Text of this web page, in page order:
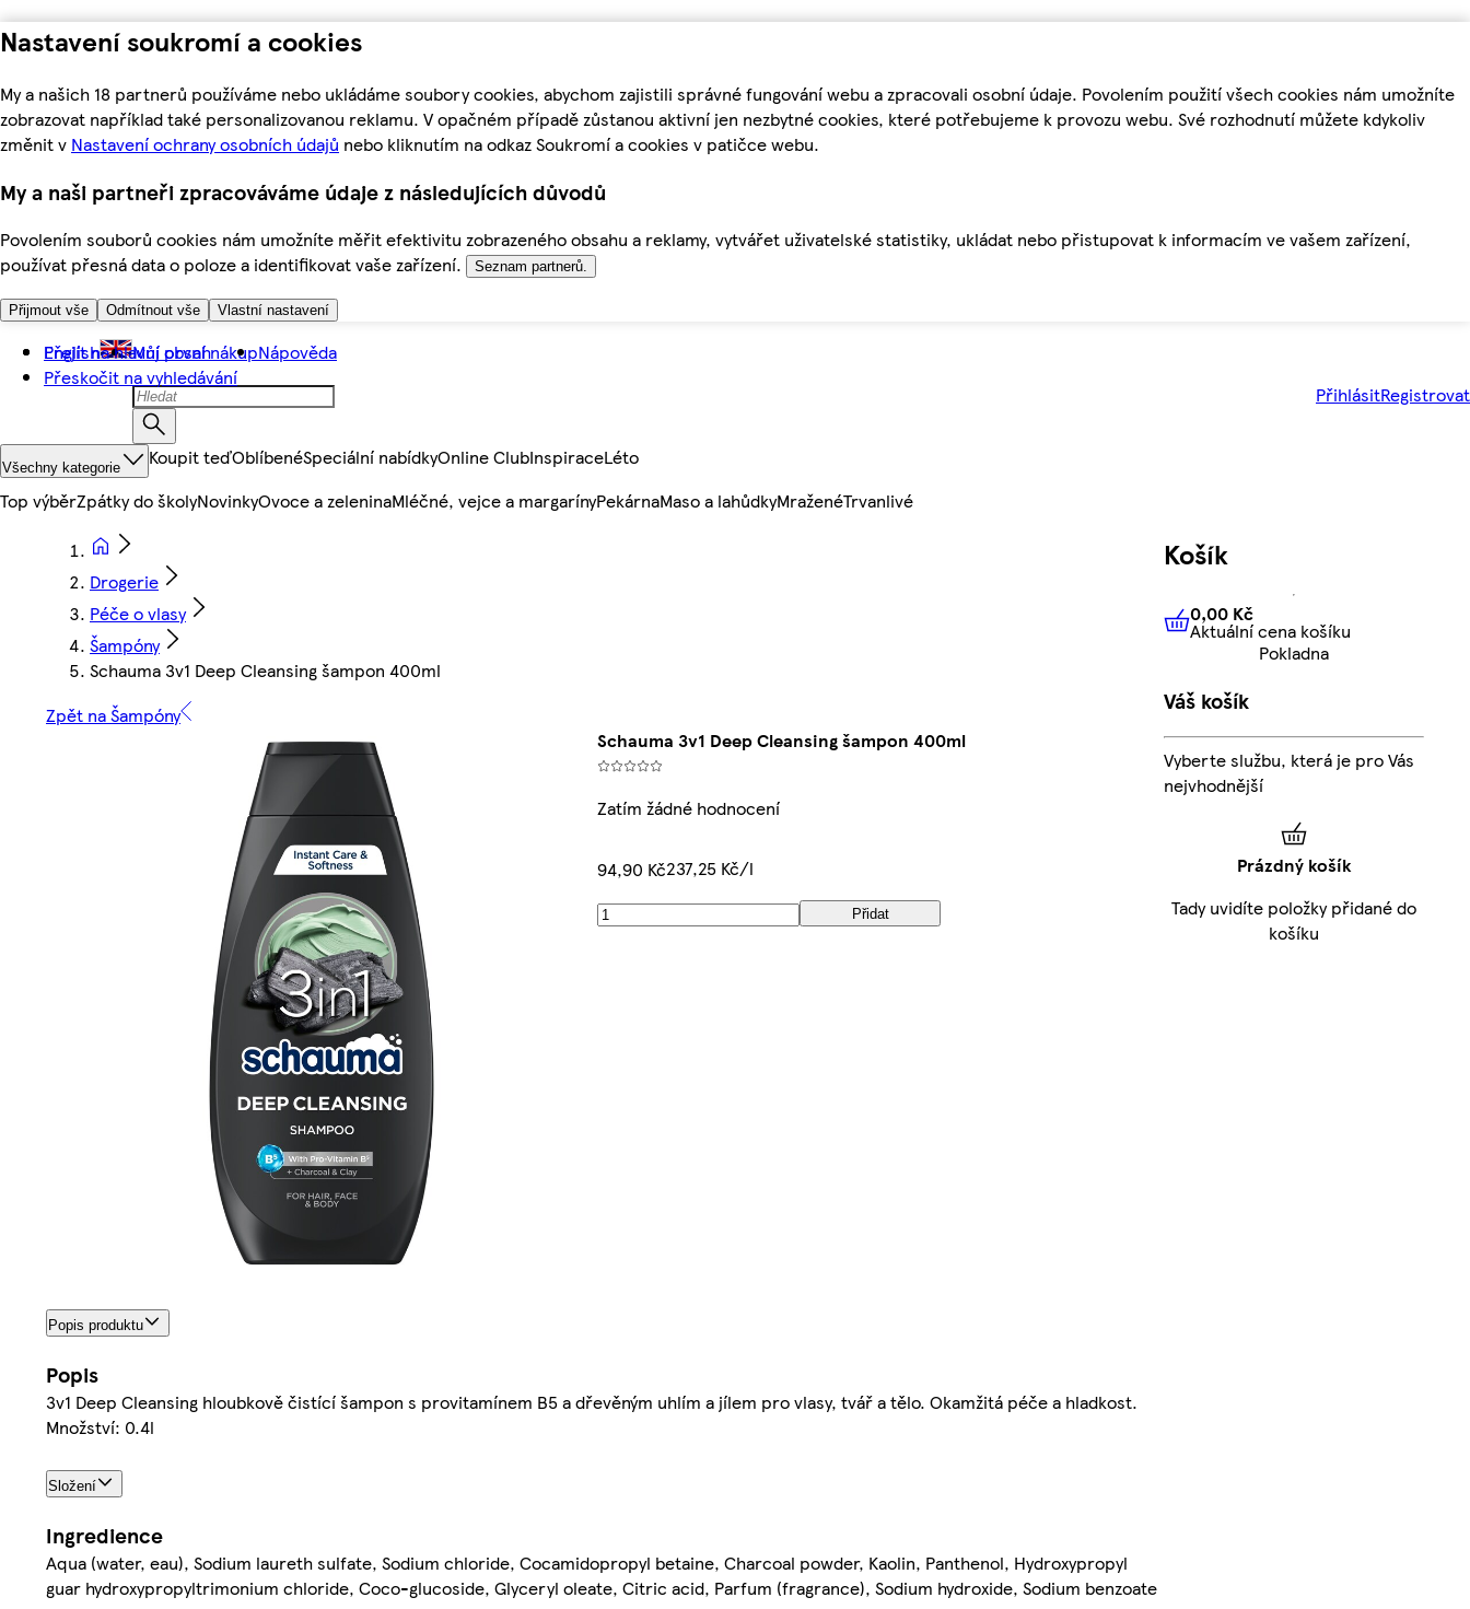
Nastavení soukromí a cookies
My a našich 18 partnerů používáme nebo ukládáme soubory cookies, abychom zajistili správné fungování webu a zpracovali osobní údaje. Povolením použití všech cookies nám umožníte
zobrazovat například také personalizovanou reklamu. V opačném případě zůstanou aktivní jen nezbytné cookies, které potřebujeme k provozu webu. Své rozhodnutí můžete kdykoliv
změnit v Nastavení ochrany osobních údajů nebo kliknutím na odkaz Soukromí a cookies v patičce webu.
My a naši partneři zpracováváme údaje z následujících důvodů
Povolením souborů cookies nám umožníte měřit efektivitu zobrazeného obsahu a reklamy, vytvářet uživatelské statistiky, ukládat nebo přistupovat k informacím ve vašem zařízení,
používat přesná data o poloze a identifikovat vaše zařízení.
Seznam partnerů.
Přijmout vše Odmítnout vše Vlastní nastavení
Přejít na hlavní obsah
Přeskočit na vyhledávání
English Můj první nákupNápověda
PřihlásitRegistrovat
Všechny kategorie Koupit teďOblíbenéSpeciální nabídkyOnline ClubInspiraceLéto
Top výběrZpátky do školyNovinkyOvoce a zeleninaMléčné, vejce a margarínyPekárnaMaso a lahůdkyMraženéTrvanlivé
Drogerie
Péče o vlasy
Šampóny
Schauma 3v1 Deep Cleansing šampon 400ml
Zpět na Šampóny
Schauma 3v1 Deep Cleansing šampon 400ml
Zatím žádné hodnocení
94,90 Kč237,25 Kč/l
Přidat
Popis produktu
Popis
3v1 Deep Cleansing hloubkově čistící šampon s provitamínem B5 a dřevěným uhlím a jílem pro vlasy, tvář a tělo. Okamžitá péče a hladkost.
Množství: 0.4l
Složení
Ingredience
Aqua (water, eau), Sodium laureth sulfate, Sodium chloride, Cocamidopropyl betaine, Charcoal powder, Kaolin, Panthenol, Hydroxypropyl
guar hydroxypropyltrimonium chloride, Coco-glucoside, Glyceryl oleate, Citric acid, Parfum (fragrance), Sodium hydroxide, Sodium benzoate
Košík
0,00 KčAktuální cena košíku
0,00 Kč
Aktuální cena košíku
Pokladna
Váš košík
Vyberte službu, která je pro Vás
nejvhodnější
Prázdný košík
Tady uvidíte položky přidané do
košíku